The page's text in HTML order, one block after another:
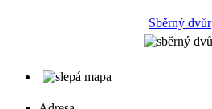
Sběrný dvůr